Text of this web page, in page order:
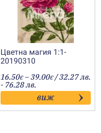
Цветна магия 1:1-
20190310
16.50€ –39.00€Price
range:
16.50€
through
39.00€
/ 32.27 лв.
- 76.28 лв.
виж